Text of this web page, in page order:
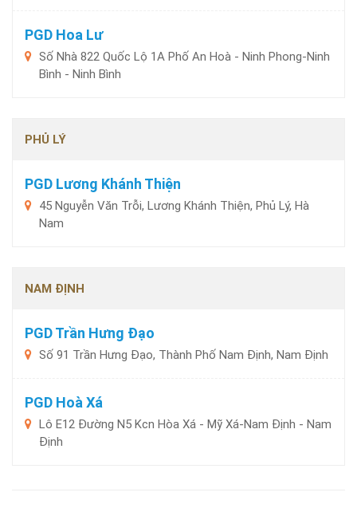
PGD Hoa Lư
Số Nhà 822 Quốc Lộ 1A Phố An Hoà - Ninh Phong-Ninh
Bình - Ninh Bình
PHỦ LÝ
PGD Lương Khánh Thiện
45 Nguyễn Văn Trỗi, Lương Khánh Thiện, Phủ Lý, Hà
Nam
NAM ĐỊNH
PGD Trần Hưng Đạo
Số 91 Trần Hưng Đạo, Thành Phố Nam Định, Nam Định
PGD Hoà Xá
Lô E12 Đường N5 Kcn Hòa Xá - Mỹ Xá-Nam Định - Nam
Định